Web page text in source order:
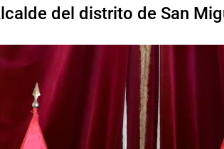
del distrito de San